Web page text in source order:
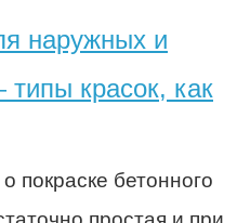
наружных и
красок, как
покраске бетонного